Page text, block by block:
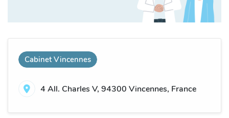
Cabinet Vincennes
4 All. Charles V, 94300 Vincennes, France